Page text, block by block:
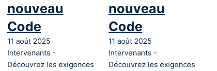
nouveau
Code
11 août 2025
Intervenants -
Découvrez les exigences
nouveau
Code
11 août 2025
Intervenants -
Découvrez les exigences